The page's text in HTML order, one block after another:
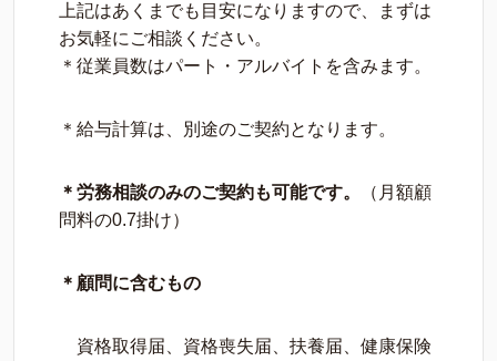
上記はあくまでも目安になりますので、まずは
お気軽にご相談ください。
＊従業員数はパート・アルバイトを含みます。
＊給与計算は、別途のご契約となります。
＊労務相談のみのご契約も可能です。
（月額顧
問料の0.7掛け）
＊顧問に含むもの
資格取得届、資格喪失届、扶養届、健康保険